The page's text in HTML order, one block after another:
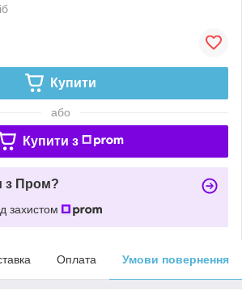
Купити
або
Купити з
з Пром?
захистом
Оплата Умови повернення